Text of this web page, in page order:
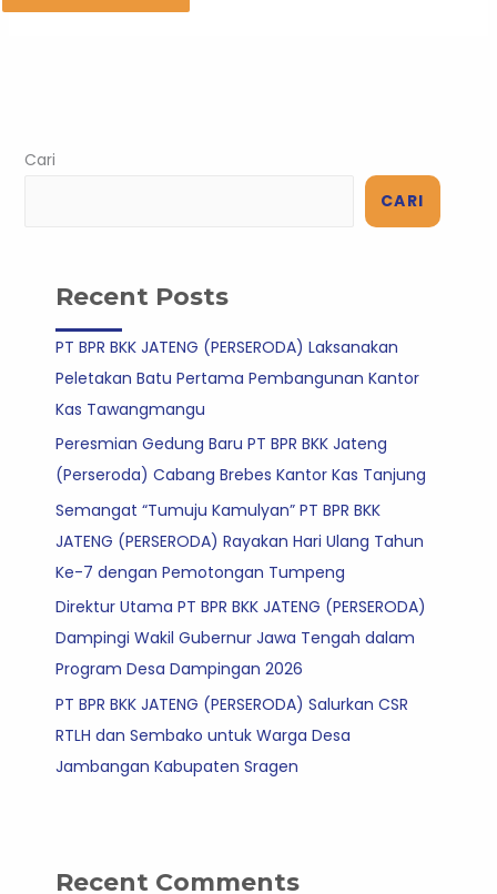
Cari
CARI
Recent Posts
PT BPR BKK JATENG (PERSERODA) Laksanakan
Peletakan Batu Pertama Pembangunan Kantor
Kas Tawangmangu
Peresmian Gedung Baru PT BPR BKK Jateng
(Perseroda) Cabang Brebes Kantor Kas Tanjung
Semangat “Tumuju Kamulyan” PT BPR BKK
JATENG (PERSERODA) Rayakan Hari Ulang Tahun
Ke-7 dengan Pemotongan Tumpeng
Direktur Utama PT BPR BKK JATENG (PERSERODA)
Dampingi Wakil Gubernur Jawa Tengah dalam
Program Desa Dampingan 2026
PT BPR BKK JATENG (PERSERODA) Salurkan CSR
RTLH dan Sembako untuk Warga Desa
Jambangan Kabupaten Sragen
Recent Comments